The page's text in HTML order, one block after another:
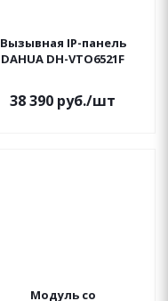
Вызывная IP-панель
DAHUA DH-VTO6521F
38 390 руб./шт
Модуль со